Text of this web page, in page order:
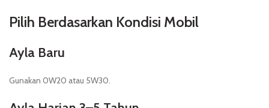
Pilih Berdasarkan Kondisi Mobil
Ayla Baru
Gunakan 0W20 atau 5W30.